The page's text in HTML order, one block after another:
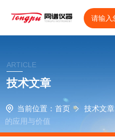
ARTICLE
技术文章
当前位置： 首页 技术文章
的应用与价值